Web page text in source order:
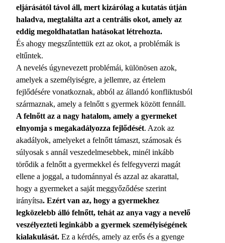
eljárásától távol áll, mert kizárólag a kutatás útján
haladva, megtalálta azt a centrális okot, amely az
eddig megoldhatatlan hatásokat létrehozta.
És ahogy megszűntettük ezt az okot, a problémák is
eltűntek.
A nevelés úgynevezett problémái, különösen azok,
amelyek a személyiségre, a jellemre, az értelem
fejlődésére vonatkoznak, abból az állandó konfliktusból
származnak, amely a felnőtt s gyermek között fennáll.
A felnőtt az a nagy hatalom, amely a gyermeket
elnyomja s megakadályozza fejlődését. Azok az
akadályok, amelyeket a felnőtt támaszt, számosak és
súlyosak s annál veszedelmesebbek, minél inkább
törődik a felnőtt a gyermekkel és felfegyverzi magát
ellene a joggal, a tudománnyal és azzal az akarattal,
hogy a gyermeket a saját meggyőződése szerint
irányítsa. Ezért van az, hogy a gyermekhez
legközelebb álló felnőtt, tehát az anya vagy a nevelő
veszélyezteti leginkább a gyermek személyiségének
kialakulását. Ez a kérdés, amely az erős és a gyenge